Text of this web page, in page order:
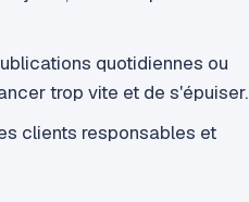
quotidiennes ou
trop vite et de s'épuiser.
clients responsables et